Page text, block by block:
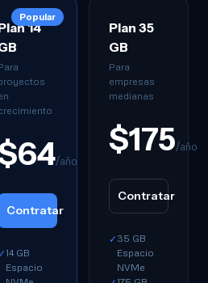
Popular
14
/año
Contratar
✓ 14 GB
Espacio
Plan 35
GB
Para
empresas
medianas
$175/año
Contratar
✓ 35 GB
Espacio
NVMe